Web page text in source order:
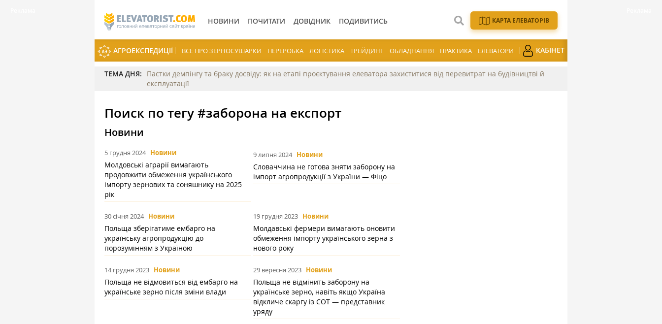
НОВИНИ ПОЧИТАТИ ДОВІДНИК ПОДИВИТИСЬ КАРТА ЕЛЕВАТОРІВ
АГРОЕКСПЕДИЦІЇ ВСЕ ПРО ЗЕРНОСУШАРКИ ПЕРЕРОБКА ЛОГІСТИКА ТРЕЙДИНГ ОБЛАДНАННЯ ПРАКТИКА ЕЛЕВАТОРИ КАБІНЕТ
ТЕМА ДНЯ:
Пастки демпінгу та браку досвіду: як на етапі проєктування елеватора захиститися від перевитрат на будівництві й
експлуатації
Поиск по тегу #заборона на експорт
Новини
5 грудня 2024 Новини
Молдовські аграрії вимагають
продовжити обмеження українського
імпорту зернових та соняшнику на 2025
рік
9 липня 2024 Новини
Словаччина не готова зняти заборону на
імпорт агропродукції з України — Фіцо
30 січня 2024 Новини
Польща зберігатиме ембарго на
українську агропродукцію до
порозумінням з Україною
19 грудня 2023 Новини
Молдавські фермери вимагають оновити
обмеження імпорту українського зерна з
нового року
14 грудня 2023 Новини
Польща не відмовиться від ембарго на
українське зерно після зміни влади
29 вересня 2023 Новини
Польща не відмінить заборону на
українське зерно, навіть якщо Україна
відкличе скаргу із СОТ — представник
уряду